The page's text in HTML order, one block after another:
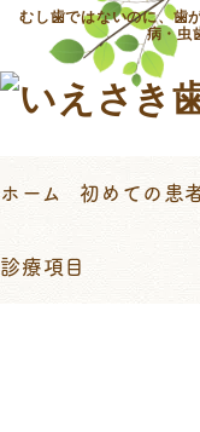
むし歯ではないのに、歯
病・虫
ホーム 初めての患
診療項目